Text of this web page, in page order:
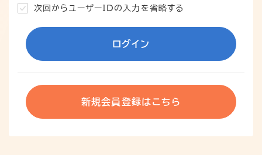
次回からユーザーIDの入力を省略する
ログイン
新規会員登録はこちら